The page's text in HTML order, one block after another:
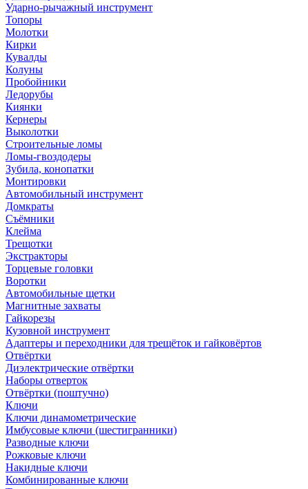
Ударно-рычажный инструмент
Топоры
Молотки
Кирки
Кувалды
Колуны
Пробойники
Ледорубы
Киянки
Кернеры
Выколотки
Строительные ломы
Ломы-гвоздодеры
Зубила, конопатки
Монтировки
Автомобильный инструмент
Домкраты
Съёмники
Клейма
Трещотки
Экстракторы
Торцевые головки
Воротки
Автомобильные щетки
Магнитные захваты
Гайкорезы
Кузовной инструмент
Адаптеры и переходники для трещёток и гайковёртов
Отвёртки
Диэлектрические отвёртки
Наборы отверток
Отвёртки (поштучно)
Ключи
Ключи динамометрические
Имбусовые ключи (шестигранники)
Разводные ключи
Рожковые ключи
Накидные ключи
Комбинированные ключи